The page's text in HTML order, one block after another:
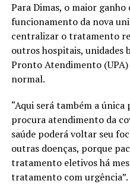
Para Dimas, o maior
funcionamento da nova
centralizar o tratamento
outros hospitais, unidades
Pronto Atendimento
normal.
“Aqui será também a
procura atendimento da
saúde poderá voltar seu
outras doenças, porque
tratamento eletivos há
tratamento com urgência”.